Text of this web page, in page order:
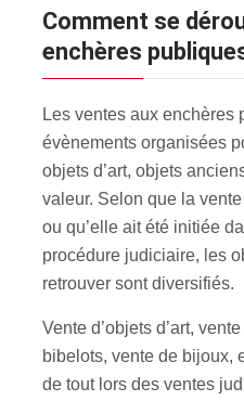
Comment se déroule des ventes aux
enchères
Les ventes aux enchères
évènements organisées
objets d’art, objets
valeur. Selon que la
ou qu’elle ait été initiée
procédure judiciaire, les
retrouver sont diversifiés.
Vente d’objets d’art,
bibelots, vente de bijoux,
de tout lors des ventes